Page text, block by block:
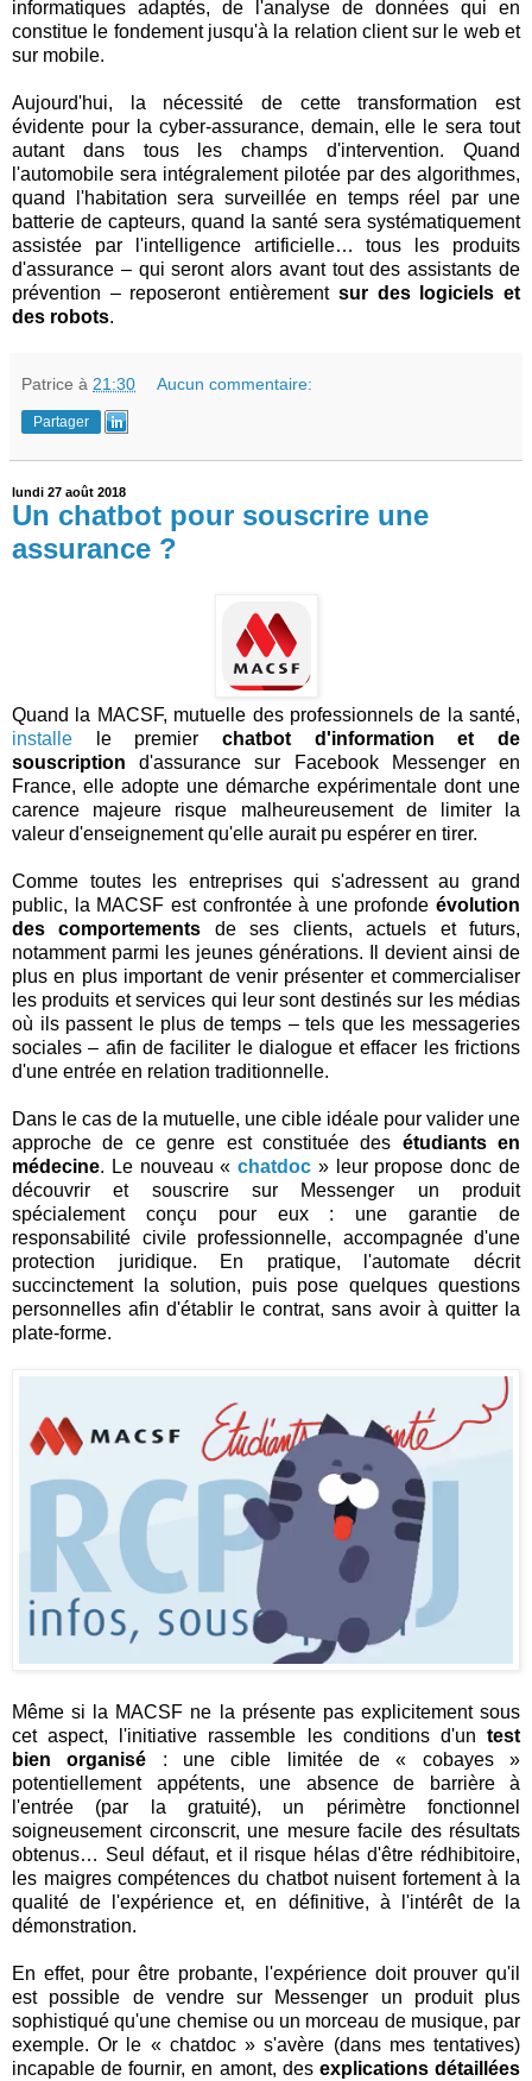
informatiques adaptés, de l'analyse de données qui en
constitue le fondement jusqu'à la relation client sur le web et
sur mobile.
Aujourd'hui, la nécessité de cette transformation est
évidente pour la cyber-assurance, demain, elle le sera tout
autant dans tous les champs d'intervention. Quand
l'automobile sera intégralement pilotée par des algorithmes,
quand l'habitation sera surveillée en temps réel par une
batterie de capteurs, quand la santé sera systématiquement
assistée par l'intelligence artificielle… tous les produits
d'assurance – qui seront alors avant tout des assistants de
prévention – reposeront entièrement sur des logiciels et
des robots.
Patrice à 21:30 Aucun commentaire:
Partager
lundi 27 août 2018
Un chatbot pour souscrire une
assurance ?
Quand la MACSF, mutuelle des professionnels de la santé,
installe le premier chatbot d'information et de
souscription d'assurance sur Facebook Messenger en
France, elle adopte une démarche expérimentale dont une
carence majeure risque malheureusement de limiter la
valeur d'enseignement qu'elle aurait pu espérer en tirer.
Comme toutes les entreprises qui s'adressent au grand
public, la MACSF est confrontée à une profonde évolution
des comportements de ses clients, actuels et futurs,
notamment parmi les jeunes générations. Il devient ainsi de
plus en plus important de venir présenter et commercialiser
les produits et services qui leur sont destinés sur les médias
où ils passent le plus de temps – tels que les messageries
sociales – afin de faciliter le dialogue et effacer les frictions
d'une entrée en relation traditionnelle.
Dans le cas de la mutuelle, une cible idéale pour valider une
approche de ce genre est constituée des étudiants en
médecine. Le nouveau «chatdoc » leur propose donc de
découvrir et souscrire sur Messenger un produit
spécialement conçu pour eux : une garantie de
responsabilité civile professionnelle, accompagnée d'une
protection juridique. En pratique, l'automate décrit
succinctement la solution, puis pose quelques questions
personnelles afin d'établir le contrat, sans avoir à quitter la
plate-forme.
Même si la MACSF ne la présente pas explicitement sous
cet aspect, l'initiative rassemble les conditions d'un test
bien organisé : une cible limitée de « cobayes »
potentiellement appétents, une absence de barrière à
l'entrée (par la gratuité), un périmètre fonctionnel
soigneusement circonscrit, une mesure facile des résultats
obtenus… Seul défaut, et il risque hélas d'être rédhibitoire,
les maigres compétences du chatbot nuisent fortement à la
qualité de l'expérience et, en définitive, à l'intérêt de la
démonstration.
En effet, pour être probante, l'expérience doit prouver qu'il
est possible de vendre sur Messenger un produit plus
sophistiqué qu'une chemise ou un morceau de musique, par
exemple. Or le « chatdoc » s'avère (dans mes tentatives)
incapable de fournir, en amont, des explications détaillées